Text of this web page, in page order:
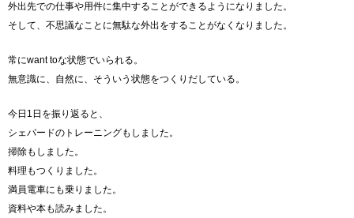
外出先での仕事や用件に集中することができるようになりました。
そして、不思議なことに無駄な外出をすることがなくなりました。
常にwant toな状態でいられる。
無意識に、自然に、そういう状態をつくりだしている。
今日1日を振り返ると、
シェパードのトレーニングもしました。
掃除もしました。
料理もつくりました。
満員電車にも乗りました。
資料や本も読みました。